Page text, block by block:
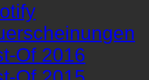
Of 2016